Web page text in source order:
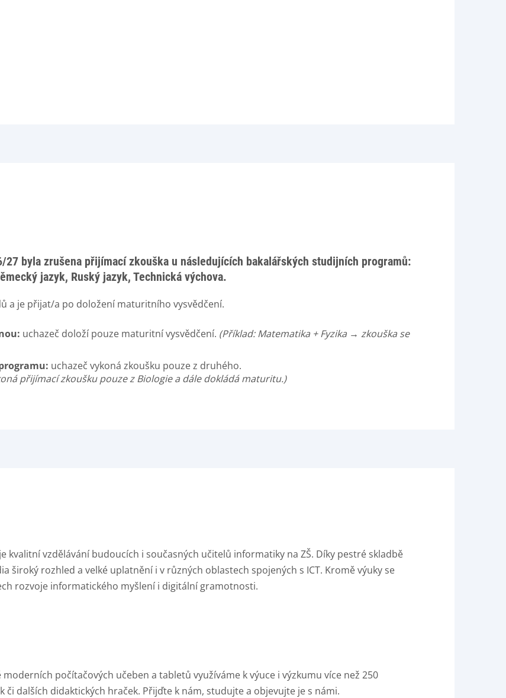
27 byla zrušena přijímací zkouška u následujících bakalářských studijních programů:
jazyk, Ruský jazyk, Technická výchova.
a je přijat/a po doložení maturitního vysvědčení.
uchazeč doloží pouze maturitní vysvědčení. (Příklad: Matematika + Fyzika → zkouška se
uchazeč vykoná zkoušku pouze z druhého.
přijímací zkoušku pouze z Biologie a dále dokládá maturitu.)
kvalitní vzdělávání budoucích i současných učitelů informatiky na ZŠ. Díky pestré skladbě
široký rozhled a velké uplatnění i v různých oblastech spojených s ICT. Kromě výuky se
rozvoje informatického myšlení i digitální gramotnosti.
počítačových učeben a tabletů využíváme k výuce i výzkumu více než 250
dalších didaktických hraček. Přijďte k nám, studujte a objevujte je s námi.